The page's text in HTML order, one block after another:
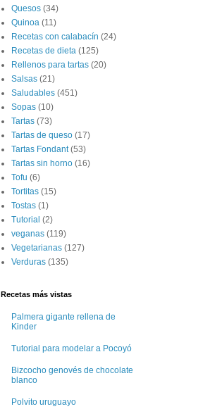
Quesos (34)
Quinoa (11)
Recetas con calabacín (24)
Recetas de dieta (125)
Rellenos para tartas (20)
Salsas (21)
Saludables (451)
Sopas (10)
Tartas (73)
Tartas de queso (17)
Tartas Fondant (53)
Tartas sin horno (16)
Tofu (6)
Tortitas (15)
Tostas (1)
Tutorial (2)
veganas (119)
Vegetarianas (127)
Verduras (135)
Recetas más vistas
Palmera gigante rellena de
Kinder
Tutorial para modelar a Pocoyó
Bizcocho genovés de chocolate
blanco
Polvito uruguayo